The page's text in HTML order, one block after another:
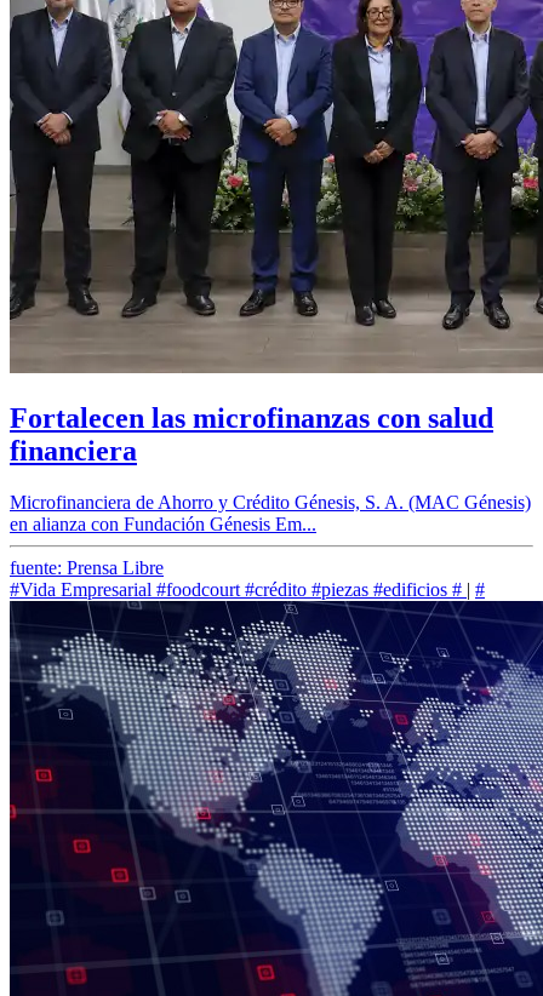
Fortalecen las microfinanzas con salud
financiera
Microfinanciera de Ahorro y Crédito Génesis, S. A. (MAC Génesis)
en alianza con Fundación Génesis Em...
fuente: Prensa Libre
#Vida Empresarial #foodcourt #crédito #piezas #edificios # | #